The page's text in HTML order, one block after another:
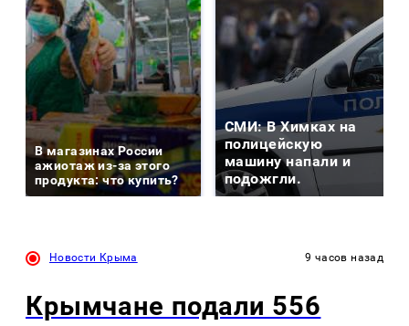
В магазинах России
ажиотаж из-за этого
продукта: что купить?
СМИ: В Химках на
полицейскую
машину напали и
подожгли.
Новости Крыма 9 часов назад
Крымчане подали 556